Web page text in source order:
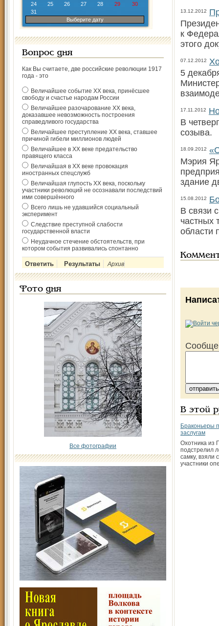
24
25 26 27 28 29
30
31
Выберите дату
Вопрос дня
Как Вы считаете, две российские революции 1917
года - это
Величайшее событие ХХ века, принёсшее
свободу и счастье народам России
Величайшее разочарование ХХ века,
доказавшее невозможность построения
справедливого государства
Величайшее преступление ХХ века, ставшее
причиной гибели миллионов людей
Величайшее в ХХ веке предательство
правящего класса
Величайшая в ХХ веке провокация
иностранных спецслужб
Величайшая глупость ХХ века, поскольку
участники революций не осознавали последствий
ими совершённого
Всего лишь не удавшийся социальный
эксперимент
Следствие преступной слабости
государственной власти
Неудачное стечение обстоятельств, при
котором события развивались спонтанно
Архив
Фото дня
Все фотографии
13.12.2012
к
этого
07.12.2012
5
17.11.2012
В
созыва.
18.09.2012
Мэрия
здание
15.08.2012
В связи
частных
области
В этой
Браконьеры
заслугам
Охотника из
подстрелил
самку, взяли
участники